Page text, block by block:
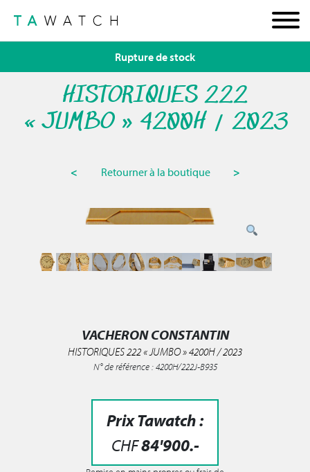
HISTORIQUES 222
« JUMBO » 4200H / 2023
< Retourner à la boutique >
VACHERON CONSTANTIN
HISTORIQUES 222 « JUMBO » 4200H / 2023
N° de référence : 4200H/222J-B935
Prix Tawatch :
CHF84'900.-
Rupture de stock